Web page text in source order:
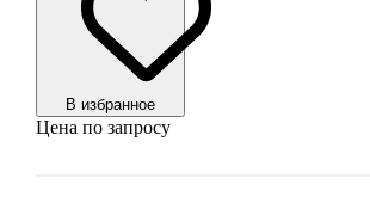
В избранноe
Цена по запросу